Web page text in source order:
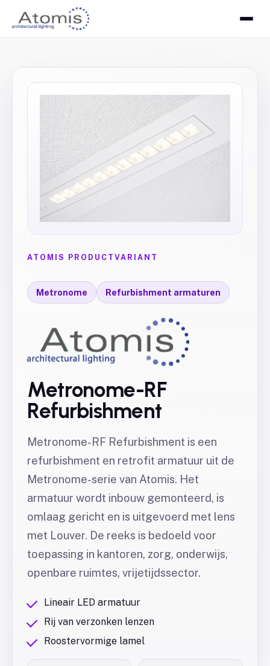
ATOMIS PRODUCTVARIANT
Metronome Refurbishment armaturen
Metronome-RF
Refurbishment
Metronome-RF Refurbishment is een
refurbishment en retrofit armatuur uit de
Metronome-serie van Atomis. Het
armatuur wordt inbouw gemonteerd, is
omlaag gericht en is uitgevoerd met lens
met Louver. De reeks is bedoeld voor
toepassing in kantoren, zorg, onderwijs,
openbare ruimtes, vrijetijdssector.
Lineair LED armatuur
Rij van verzonken lenzen
Roostervormige lamel